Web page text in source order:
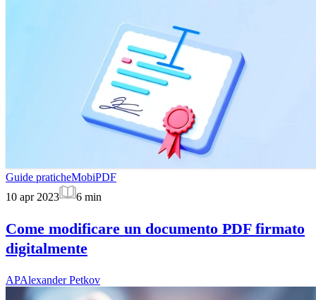
Guide praticheMobiPDF
10 apr 2023
6 min
Come modificare un documento PDF firmato
digitalmente
APAlexander Petkov